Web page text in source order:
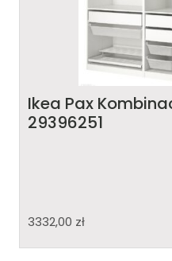
Ikea Pax
29396251
3332,00 zł